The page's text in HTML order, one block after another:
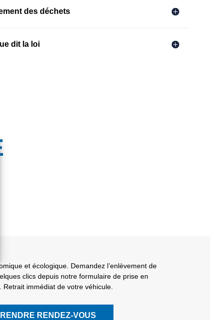
des déchets
dit la loi
et écologique. Demandez l’enlèvement de
clics depuis notre formulaire de prise en
Retrait immédiat de votre véhicule.
RENDEZ-VOUS